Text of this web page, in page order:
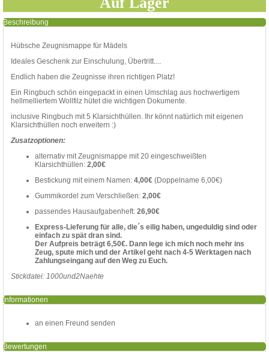
Beschreibung
Hübsche Zeugnismappe für Mädels
Ideales Geschenk zur Einschulung, Übertritt....
Endlich haben die Zeugnisse ihren richtigen Platz!
Ein Ringbuch schön eingepackt in einen Umschlag aus hochwertigem
hellmelliertem Wollfilz hütet die wichtigen Dokumente.
inclusive Ringbuch mit 5 Klarsichthüllen. Ihr könnt natürlich mit eigenen
Klarsichthüllen noch erweitern :)
Zusatzoptionen:
alternativ mit Zeugnismappe mit 20 eingeschweißten
Klarsichthüllen: 2,00€
Bestickung mit einem Namen: 4,00€ (Doppelname 6,00€)
Gummikordel zum Verschließen: 2,00€
passendes Hausaufgabenheft: 26,90€
Express-Lieferung für alle, die´s eilig haben, ungeduldig sind oder
einfach zu spät dran sind.
Der Aufpreis beträgt 6,50€. Dann lege ich mich noch mehr ins
Zeug, spute mich und der Artikel geht nach 4-5 Werktagen nach
Zahlungseingang auf den Weg zu Euch.
Stickdatei: 1000und2Naehte
Informationen
an einen Freund senden
Bewertungen